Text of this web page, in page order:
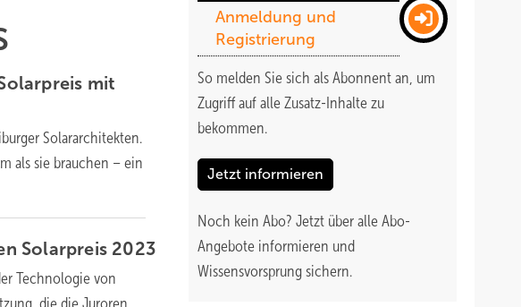
mit
Solararchitekten.
als sie brauchen – ein
Solarpreis 2023
Technologie von
die die Juroren
Anmeldung und
Registrierung
So melden Sie sich als Abonnent an, um
Zugriff auf alle Zusatz-Inhalte zu
bekommen.
Jetzt informieren
Noch kein Abo? Jetzt über alle Abo-
Angebote informieren und
Wissensvorsprung sichern.